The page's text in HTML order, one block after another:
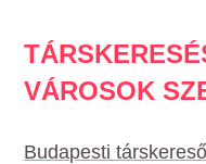
VÁROSOK
Budapesti társkereső